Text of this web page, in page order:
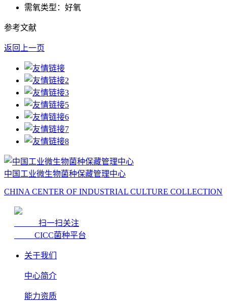
需氧类型：好氧
参考文献
返回上一页
中国工业微生物菌种保藏管理中心
CHINA CENTER OF INDUSTRIAL CULTURE COLLECTION
扫一扫关注
CICC菌种平台
关于我们
中心简介
能力资质